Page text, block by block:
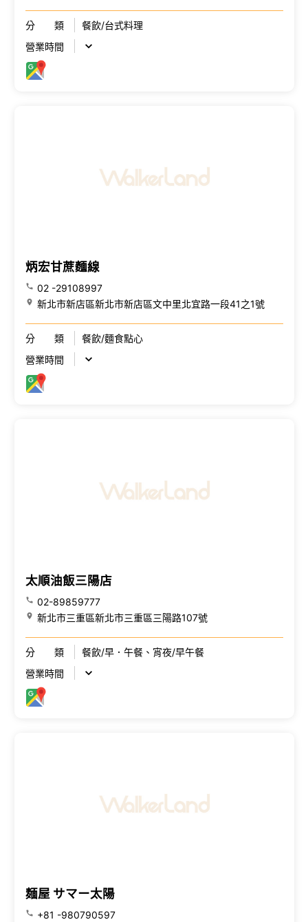
分 類
餐飲/台式料理
營業時間
炳宏甘蔗麵線
02 -29108997
新北市新店區新北市新店區文中里北宜路一段41之1號
分 類
餐飲/麵食點心
營業時間
太順油飯三陽店
02-89859777
新北市三重區新北市三重區三陽路107號
分 類
餐飲/早．午餐、宵夜/早午餐
營業時間
麺屋 サマー太陽
+81 -980790597